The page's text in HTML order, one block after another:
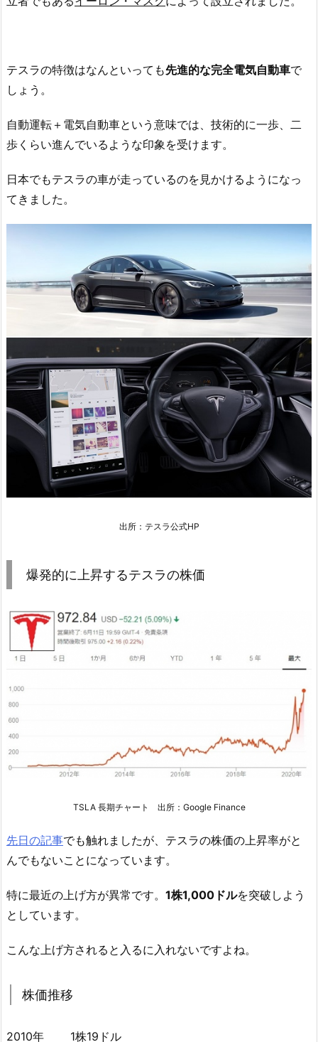
テスラの特徴はなんといっても先進的な完全電気自動車で
しょう。
自動運転＋電気自動車という意味では、技術的に一歩、二
歩くらい進んでいるような印象を受けます。
日本でもテスラの車が走っているのを見かけるようになっ
てきました。
出所：テスラ公式HP
爆発的に上昇するテスラの株価
TSLA 長期チャート 出所：Google Finance
先日の記事でも触れましたが、テスラの株価の上昇率がと
んでもないことになっています。
特に最近の上げ方が異常です。 1株1,000ドルを突破しよう
としています。
こんな上げ方されると入るに入れないですよね。
株価推移
2010年 1株19ドル